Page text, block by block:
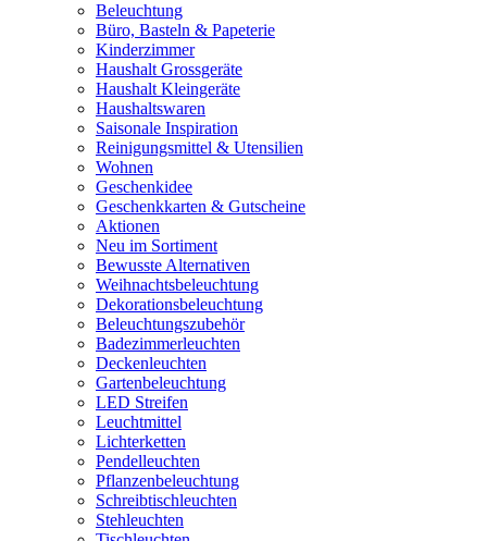
Beleuchtung
Büro, Basteln & Papeterie
Kinderzimmer
Haushalt Grossgeräte
Haushalt Kleingeräte
Haushaltswaren
Saisonale Inspiration
Reinigungsmittel & Utensilien
Wohnen
Geschenkidee
Geschenkkarten & Gutscheine
Aktionen
Neu im Sortiment
Bewusste Alternativen
Weihnachtsbeleuchtung
Dekorationsbeleuchtung
Beleuchtungszubehör
Badezimmerleuchten
Deckenleuchten
Gartenbeleuchtung
LED Streifen
Leuchtmittel
Lichterketten
Pendelleuchten
Pflanzenbeleuchtung
Schreibtischleuchten
Stehleuchten